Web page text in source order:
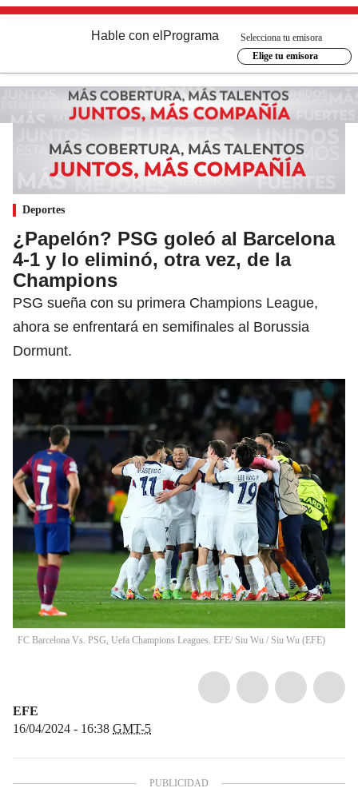
Hable con el Programa
Selecciona tu emisora
Elige tu emisora
Deportes
¿Papelón? PSG goleó al Barcelona
4-1 y lo eliminó, otra vez, de la
Champions
PSG sueña con su primera Champions League,
ahora se enfrentará en semifinales al Borussia
Dormunt.
FC Barcelona Vs. PSG, Uefa Champions Leagues. EFE/ Siu Wu / Siu Wu (EFE)
EFE
16/04/2024 - 16:38 GMT-5